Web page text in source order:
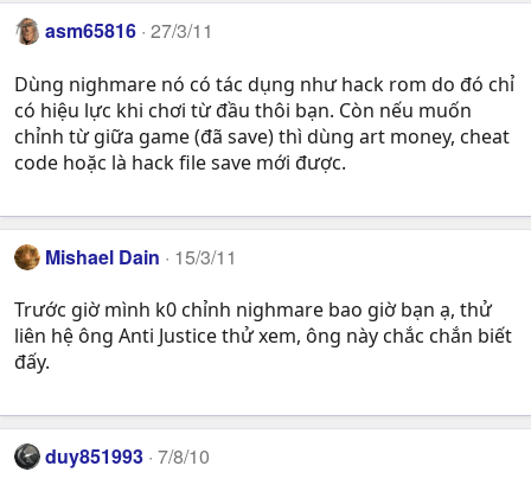
asm65816 27/3/11
Dùng nighmare nó có tác dụng như hack rom do đó chỉ
có hiệu lực khi chơi từ đầu thôi bạn. Còn nếu muốn
chỉnh từ giữa game (đã save) thì dùng art money, cheat
code hoặc là hack file save mới được.
Mishael Dain 15/3/11
Trước giờ mình k0 chỉnh nighmare bao giờ bạn ạ, thử
liên hệ ông Anti Justice thử xem, ông này chắc chắn biết
đấy.
duy851993 7/8/10